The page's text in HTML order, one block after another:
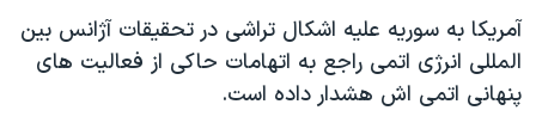
آمريکا به سوريه عليه اشکال تراشی در تحقيقات آژانس بين
المللی انرژی اتمی راجع به اتهامات حاکی از فعاليت های
پنهانی اتمی اش هشدار داده است.